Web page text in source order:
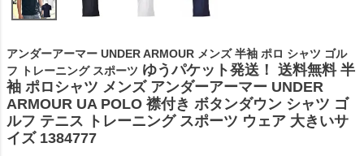
アンダーアーマー UNDER ARMOUR メンズ 半袖 ポロ シャツ ゴル
フ トレーニング スポーツ ゆうパケット発送！ 送料無料 半
袖 ポロシャツ メンズ アンダーアーマー UNDER
ARMOUR UA POLO 襟付き ボタンダウン シャツ ゴ
ルフ テニス トレーニング スポーツ ウェア 大きいサ
イズ 1384777